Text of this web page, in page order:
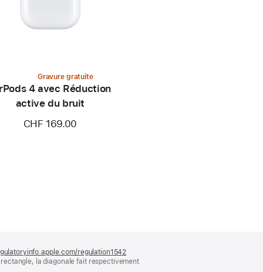
Gravure gratuite
4 avec Réduction
active du bruit
CHF 169.00
regulation1542
dans
rectangle, la diagonale fait respectivement